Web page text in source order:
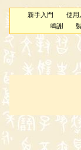
新手入門 使用
鳴謝